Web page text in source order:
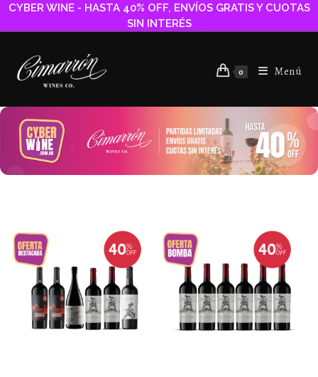
CYBER WINE - HASTA 40% OFF, ENVÍOS GRATIS Y CUOTAS
SIN INTERÉS
0 Menú